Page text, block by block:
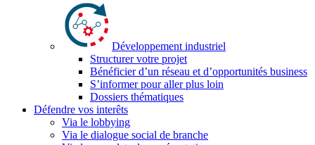
Développement industriel
Structurer votre projet
Bénéficier d’un réseau et d’opportunités business
S’informer pour aller plus loin
Dossiers thématiques
Défendre vos interêts
Via le lobbying
Via le dialogue social de branche